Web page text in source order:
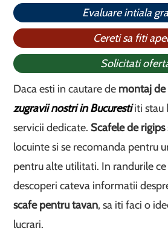
Evaluare intiala
Cereti sa fiti
Solicitati
Daca esti in cautare de montaj de
zugravii nostri in Bucurestiiti stau
servicii dedicate. Scafele de rigips
locuinte si se recomanda pentru
pentru alte utilitati. In randurile
descoperi cateva informatii
scafe pentru tavan, sa iti faci o
lucrari.